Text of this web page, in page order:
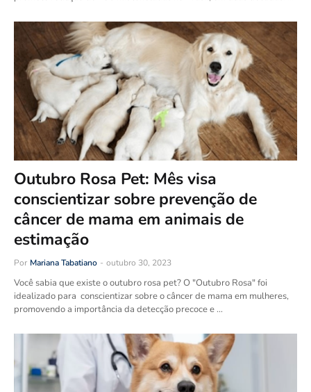
Outubro Rosa Pet: Mês visa
conscientizar sobre prevenção de
câncer de mama em animais de
estimação
Por Mariana Tabatiano - outubro 30, 2023
Você sabia que existe o outubro rosa pet? O "Outubro Rosa" foi
idealizado para conscientizar sobre o câncer de mama em mulheres,
promovendo a importância da detecção precoce e …